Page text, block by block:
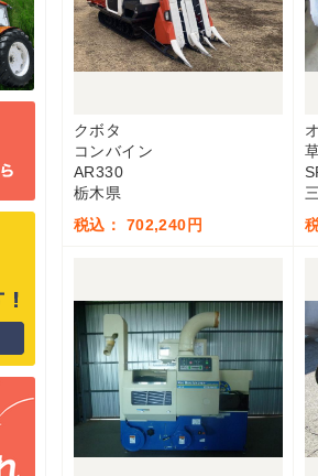
クボタ
コンバイン
AR330
栃木県
税込： 702,240円